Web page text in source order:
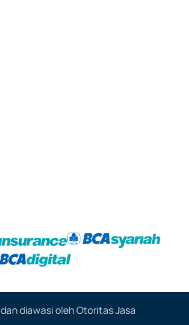
diawasi oleh Otoritas Jasa